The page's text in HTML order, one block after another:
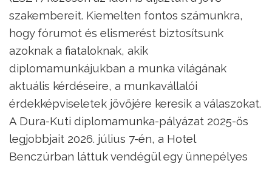
szakembereit. Kiemelten fontos számunkra,
hogy fórumot és elismerést biztosítsunk
azoknak a fiataloknak, akik
diplomamunkájukban a munka világának
aktuális kérdéseire, a munkavállalói
érdekképviseletek jövőjére keresik a válaszokat.
A Dura-Kuti diplomamunka-pályázat 2025-ös
legjobbjait 2026. július 7-én, a Hotel
Benczúrban láttuk vendégül egy ünnepélyes